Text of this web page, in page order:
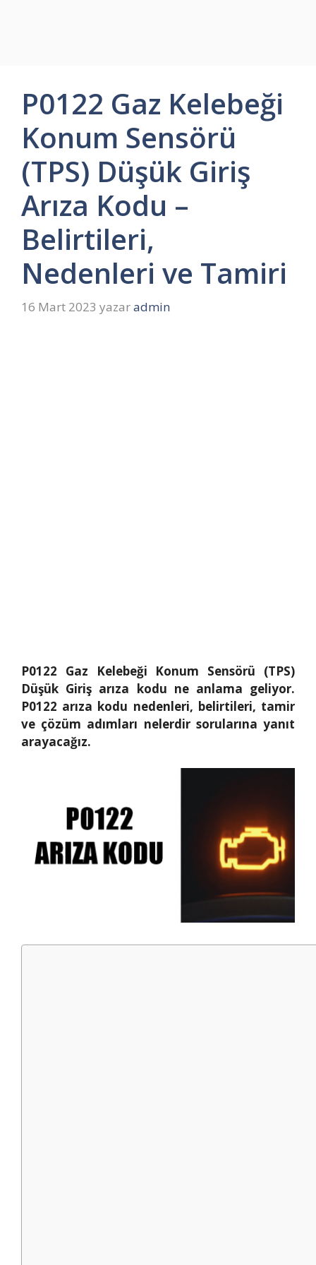
P0122 Gaz Kelebeği
Konum Sensörü
(TPS) Düşük Giriş
Arıza Kodu –
Belirtileri,
Nedenleri ve Tamiri
16 Mart 2023 yazaradmin
P0122 Gaz Kelebeği Konum Sensörü (TPS)
Düşük Giriş arıza kodu ne anlama geliyor.
P0122 arıza kodu nedenleri, belirtileri, tamir
ve çözüm adımları nelerdir sorularına yanıt
arayacağız.